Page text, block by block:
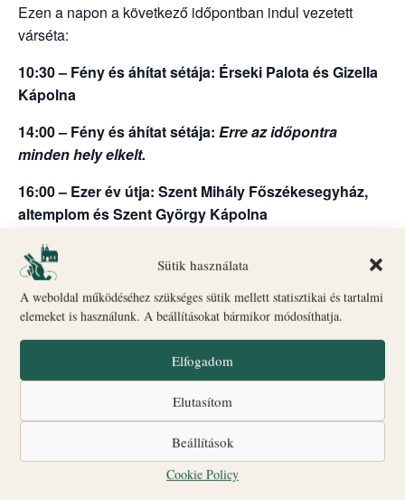
Sütik használata
A weboldal működéséhez szükséges sütik mellett statisztikai és tartalmi
elemeket is használunk. A beállításokat bármikor módosíthatja.
Elfogadom
Elutasítom
Beállítások
Cookie Policy
Ezen a napon a következő időpontban indul vezetett
várséta:
10:30 – Fény és áhítat sétája: Érseki Palota és Gizella
Kápolna
14:00 – Fény és áhítat sétája: Erre az időpontra
minden hely elkelt.
16:00 – Ezer év útja: Szent Mihály Főszékesegyház,
altemplom és Szent György Kápolna
18.00 – Fény és áhítat vezetett séta + Érseki Palota
kertje.
Indulás: Biró–Giczey Ház (Vár utca 31.)
ONLINE JEGYVÁSÁRLÁS ITT
Csoportlétszám: legfeljebb 25 fő
A programok egyes időpontokban liturgikus események
vagy egyéb rendezvények miatt változhatnak.